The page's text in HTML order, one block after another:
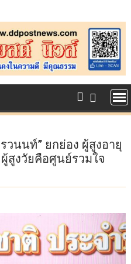
วนนท์” ยกย่อง ผู้สูงอายุ
สูงวัยคือศูนย์รวมใจ